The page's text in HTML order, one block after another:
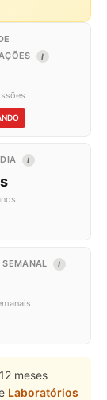
I
I
I
meses
Laboratórios